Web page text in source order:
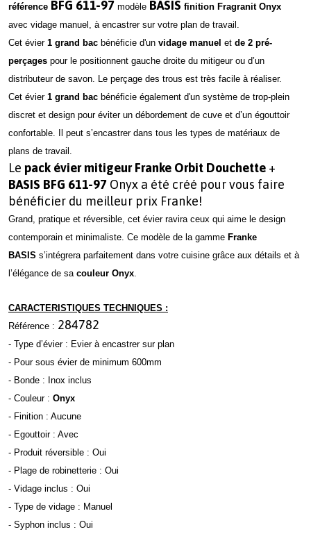
référence BFG 611-97 modèle BASIS finition Fragranit Onyx
avec vidage manuel, à encastrer sur votre plan de travail.
Cet évier 1 grand bac bénéficie d'un vidage manuel et de 2 pré-
perçages pour le positionnent gauche droite du mitigeur ou d’un
distributeur de savon. Le perçage des trous est très facile à réaliser.
Cet évier1 grand bac bénéficie également d'un système de trop-plein
discret et design pour éviter un débordement de cuve et d’un égouttoir
confortable. Il peut s’encastrer dans tous les types de matériaux de
plans de travail.
Le pack évier mitigeur Franke Orbit Douchette +
BASIS BFG 611-97 Onyx a été créé pour vous faire
bénéficier du meilleur prix Franke!
Grand, pratique et réversible, cet évier ravira ceux qui aime le design
contemporain et minimaliste. Ce modèle de la gamme Franke
BASIS s’intégrera parfaitement dans votre cuisine grâce aux détails et à
l’élégance de sa couleur Onyx
CARACTERISTIQUES TECHNIQUES :
Référence : 284782
- Type d’évier : Evier à encastrer sur plan
- Pour sous évier de minimum 600mm
- Bonde : Inox inclus
- Couleur : Onyx
- Finition : Aucune
- Egouttoir : Avec
- Produit réversible : Oui
- Plage de robinetterie : Oui
- Vidage inclus : Oui
- Type de vidage : Manuel
- Syphon inclus : Oui